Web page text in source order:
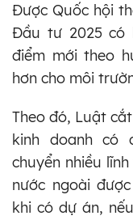
Được Quốc hội
Đầu tư 2025 có
điểm mới theo
hơn cho môi
Theo đó, Luật
kinh doanh có
chuyển nhiều
nước ngoài
khi có dự án,